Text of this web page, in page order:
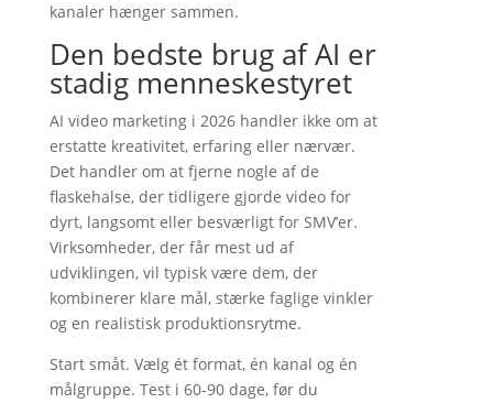
kanaler hænger sammen.
Den bedste brug af AI er
stadig menneskestyret
AI video marketing i 2026 handler ikke om at
erstatte kreativitet, erfaring eller nærvær.
Det handler om at fjerne nogle af de
flaskehalse, der tidligere gjorde video for
dyrt, langsomt eller besværligt for SMV’er.
Virksomheder, der får mest ud af
udviklingen, vil typisk være dem, der
kombinerer klare mål, stærke faglige vinkler
og en realistisk produktionsrytme.
Start småt. Vælg ét format, én kanal og én
målgruppe. Test i 60-90 dage, før du